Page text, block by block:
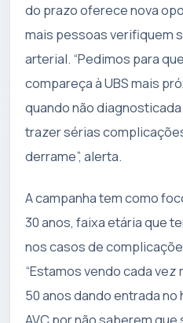
do prazo oferece nova
mais pessoas verifiquem
arterial. “Pedimos para
compareça à UBS mais
quando não
trazer sérias
derrame”, alerta.
A campanha tem como
30 anos, faixa etária que
nos casos de
“Estamos vendo cada
50 anos dando entrada